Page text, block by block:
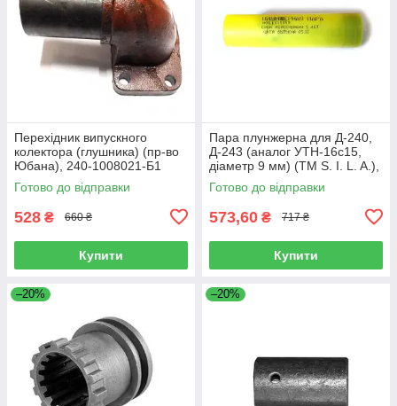
Перехідник випускного
колектора (глушника) (пр-во
Юбана), 240-1008021-Б1
Готово до відправки
528 ₴ 660 ₴
Купити
Пара плунжерна для Д-240,
Д-243 (аналог УТН-16с15,
діаметр 9 мм) (TM S. I. L. A.),
Н01.1111150
Готово до відправки
573,60 ₴ 717 ₴
Купити
–20% –20%